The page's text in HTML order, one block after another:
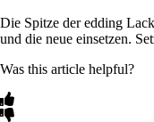
Die Spitze der edding
und die neue einsetzen.
Was this article helpful?